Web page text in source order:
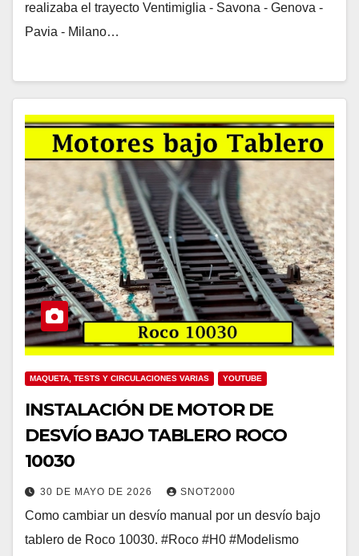
realizaba el trayecto Ventimiglia - Savona - Genova -
Pavia - Milano…
MAQUETA, TESTS Y CIRCULACIONES VARIAS YOUTUBE
INSTALACIÓN DE MOTOR DE
DESVÍO BAJO TABLERO ROCO
10030
30 DE MAYO DE 2026 SNOT2000
Como cambiar un desvío manual por un desvío bajo
tablero de Roco 10030. #Roco #H0 #Modelismo